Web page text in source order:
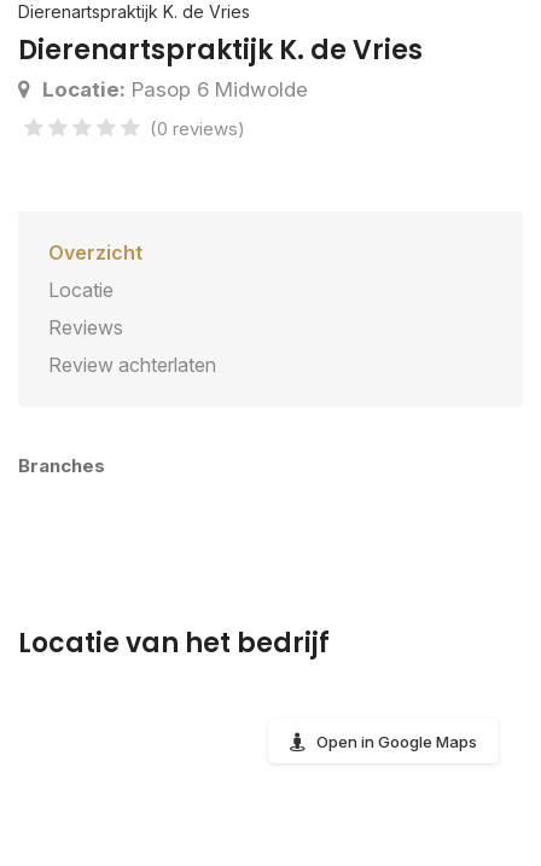
Dierenartspraktijk K. de Vries
Dierenartspraktijk K. de Vries
Locatie: Pasop 6 Midwolde
(0 reviews)
Overzicht
Locatie
Reviews
Review achterlaten
Branches
Locatie van het bedrijf
Open in Google Maps